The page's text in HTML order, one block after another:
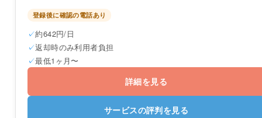
登録後に確認の電話あり
約642円/日
返却時のみ利用者負担
最低1ヶ月〜
詳細を見る
サービスの評判を見る